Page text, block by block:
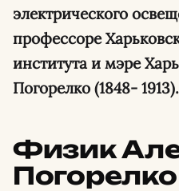
электрического
профессоре
института и мэре
Погорелко (1848- 1913).
Физик
Погорелко